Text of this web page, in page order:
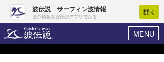
波伝説 サーフィン波情報
波の情報を波伝説アプリでみる
開く
MENU
ヘルプ マイホーム